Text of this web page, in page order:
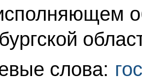
слова: